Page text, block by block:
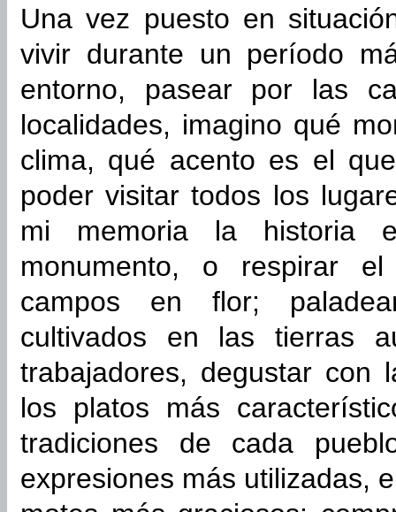
Una vez puesto en
vivir durante un período
entorno, pasear por las
localidades, imagino qué
clima, qué acento es el
poder visitar todos los
mi memoria la historia
monumento, o respirar
campos en flor;
cultivados en las tierras
trabajadores, degustar con
los platos más
tradiciones de cada
expresiones más utilizadas,